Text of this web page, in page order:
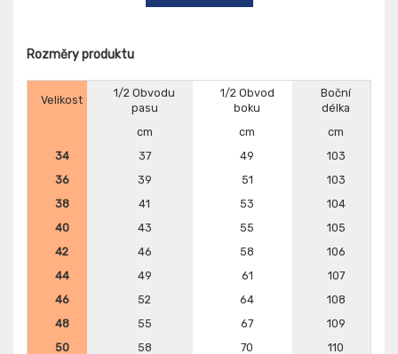
Rozměry produktu
Velikost
1/2 Obvodu
pasu
1/2 Obvod
boku
Boční
délka
cm
cm
cm
34
37 49
103
36
39 51
103
38
41 53
104
40
43 55
105
42
46 58
106
44
49 61
107
46
52 64
108
48
55 67
109
50
58 70 110